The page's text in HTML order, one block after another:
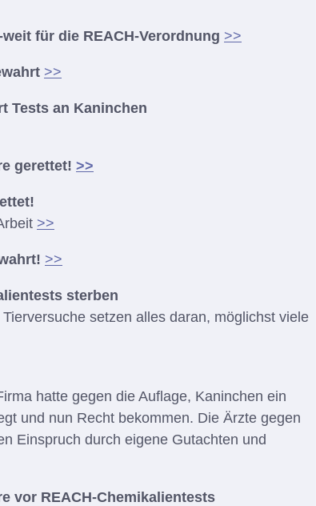
für die REACH-Verordnung >>
>>
Tests an Kaninchen
gerettet! >>
>>
>>
sterben
setzen alles daran, möglichst viele
hatte gegen die Auflage, Kaninchen ein
und nun Recht bekommen. Die Ärzte gegen
Einspruch durch eigene Gutachten und
vor REACH-Chemikalientests